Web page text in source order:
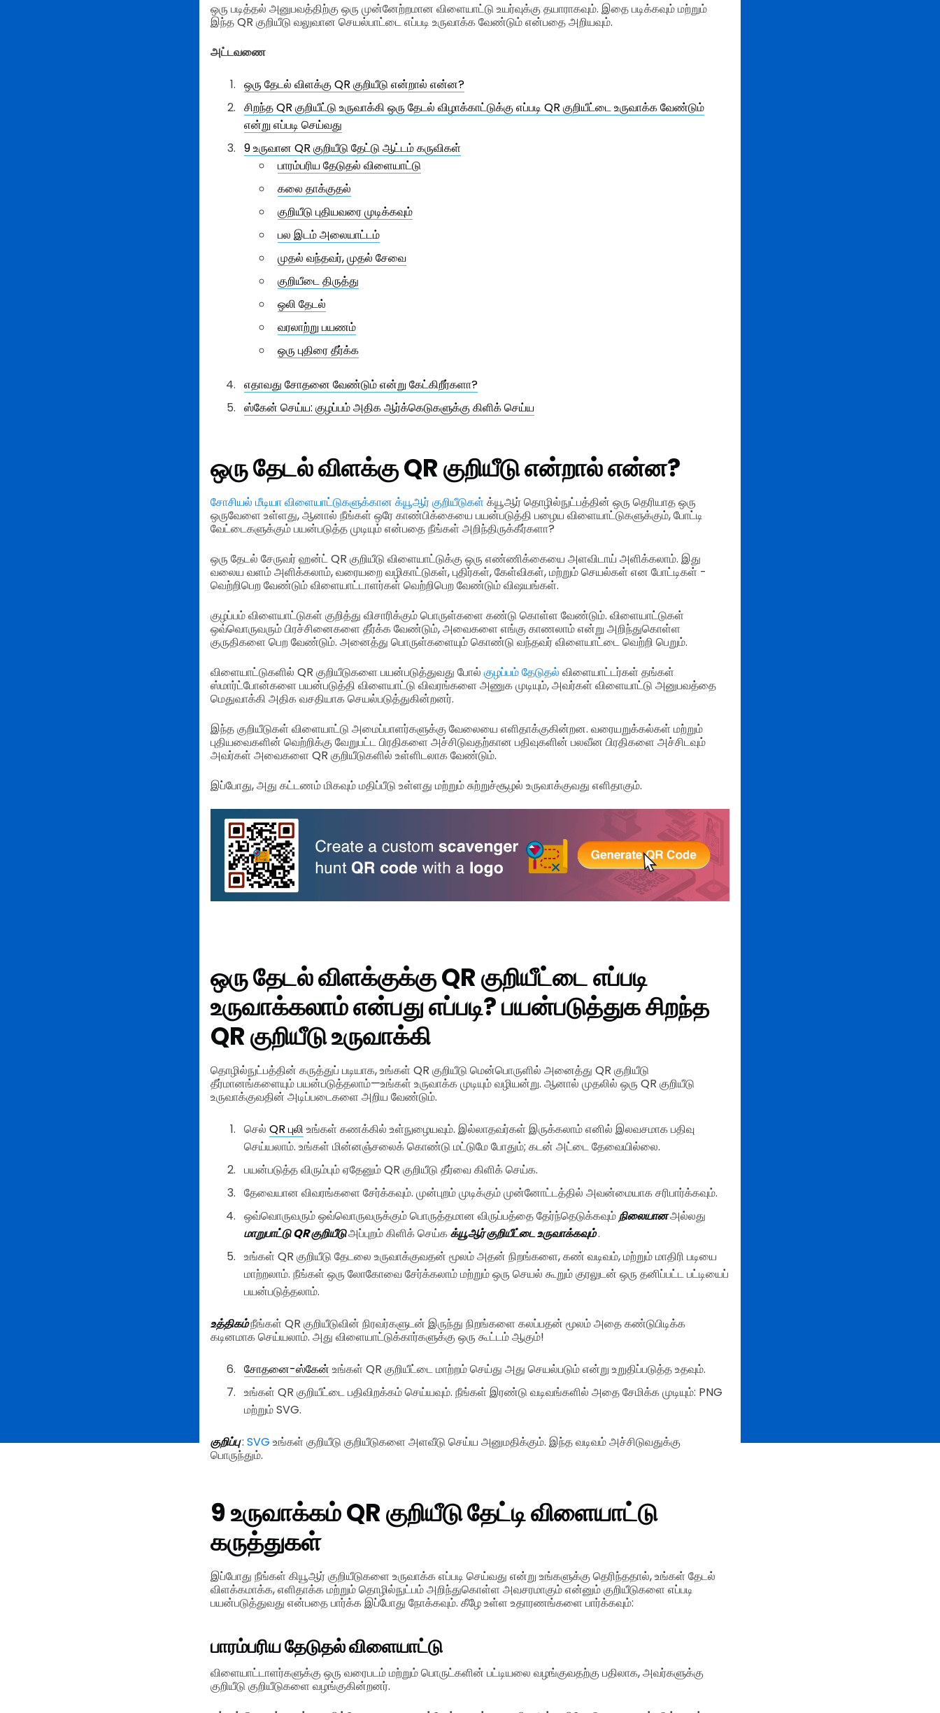
ஒரு படித்தல் அனுபவத்திற்கு ஒரு முன்னேற்றமான விளையாட்டு உயர்வுக்கு தயாராகவும். இதை படிக்கவும் மற்றும்
இந்த QR குறியீடு வலுவான செயல்பாட்டை எப்படி உருவாக்க வேண்டும் என்பதை அறியவும்.
அட்டவணை
ஒரு தேடல் விளக்கு QR குறியீடு என்றால் என்ன?
சிறந்த QR குறியீட்டு உருவாக்கி ஒரு தேடல் விழாக்காட்டுக்கு எப்படி QR குறியீட்டை உருவாக்க வேண்டும்
என்று எப்படி செய்வது
9 உருவான QR குறியீடு தேட்டு ஆட்டம் கருவிகள்
பாரம்பரிய தேடுதல் விளையாட்டு
கலை தாக்குதல்
குறியீடு புதியவரை முடிக்கவும்
பல இடம் அலையாட்டம்
முதல் வந்தவர், முதல் சேவை
குறியீடை திருத்து
ஒலி தேடல்
வரலாற்று பயணம்
ஒரு புதிரை தீர்க்க
எதாவது சோதனை வேண்டும் என்று கேட்கிறீர்களா?
ஸ்கேன் செய்ய: குழப்பம் அதிக ஆர்க்கெடுகளுக்கு கிளிக் செய்ய
ஒரு தேடல் விளக்கு QR குறியீடு என்றால் என்ன?
சோசியல் மீடியா விளையாட்டுகளுக்கான க்யூஆர் குறியீடுகள் க்யூஆர் தொழில்நுட்பத்தின் ஒரு தெரியாத ஒரு
ஒருவேளை உள்ளது, ஆனால் நீங்கள் ஒரே காண்பிக்கையை பயன்படுத்தி பழைய விளையாட்டுகளுக்கும், போட்டி
வேட்டைகளுக்கும் பயன்படுத்த முடியும் என்பதை நீங்கள் அறிந்திருக்கீர்களா?
ஒரு தேடல் சேருவர் ஹன்ட் QR குறியீடு விளையாட்டுக்கு ஒரு எண்ணிக்கையை அளவிடாய் அளிக்கலாம். இது
வலைய வளம் அளிக்கலாம், வரையறை வழிகாட்டுகள், புதிர்கள், கேள்விகள், மற்றும் செயல்கள் என போட்டிகள் -
வெற்றிபெற வேண்டும் விளையாட்டாளர்கள் வெற்றிபெற வேண்டும் விஷயங்கள்.
குழப்பம் விளையாட்டுகள் குறித்து விசாரிக்கும் பொருள்களை கண்டு கொள்ள வேண்டும். விளையாட்டுகள்
ஒவ்வொருவரும் பிரச்சினைகளை தீர்க்க வேண்டும், அவைகளை எங்கு காணலாம் என்று அறிந்துகொள்ள
குருதிகளை பெற வேண்டும். அனைத்து பொருள்களையும் கொண்டு வந்தவர் விளையாட்டை வெற்றி பெறும்.
விளையாட்டுகளில் QR குறியீடுகளை பயன்படுத்துவது போல் குழப்பம் தேடுதல் விளையாட்டர்கள் தங்கள்
ஸ்மார்ட்போன்களை பயன்படுத்தி விளையாட்டு விவரங்களை அணுக முடியும், அவர்கள் விளையாட்டு அனுபவத்தை
மெதுவாக்கி அதிக வசதியாக செயல்படுத்துகின்றனர்.
இந்த குறியீடுகள் விளையாட்டு அமைப்பாளர்களுக்கு வேலையை எளிதாக்குகின்றன. வரையறுக்கல்கள் மற்றும்
புதியவைகளின் வெற்றிக்கு வேறுபட்ட பிரதிகளை அச்சிடுவதற்கான பதிவுகளின் பலவீன பிரதிகளை அச்சிடவும்
அவர்கள் அவைகளை QR குறியீடுகளில் உள்ளிடலாக வேண்டும்.
இப்போது, அது கட்டணம் மிகவும் மதிப்பீடு உள்ளது மற்றும் சுற்றுச்சூழல் உருவாக்குவது எளிதாகும்.
ஒரு தேடல் விளக்குக்கு QR குறியீட்டை எப்படி
உருவாக்கலாம் என்பது எப்படி?பயன்படுத்துகசிறந்த
QR குறியீடு உருவாக்கி
தொழில்நுட்பத்தின் கருத்துப் படியாக, உங்கள் QR குறியீடு மென்பொருளில் அனைத்து QR குறியீடு
தீர்மானங்களையும் பயன்படுத்தலாம்—உங்கள் உருவாக்க முடியும் வழியன்று. ஆனால் முதலில் ஒரு QR குறியீடு
உருவாக்குவதின் அடிப்படைகளை அறிய வேண்டும்.
செல் QR புலி உங்கள் கணக்கில் உள்நுழையவும். இல்லாதவர்கள் இருக்கலாம் எனில் இலவசமாக பதிவு
செய்யலாம். உங்கள் மின்னஞ்சலைக் கொண்டு மட்டுமே போதும்; கடன் அட்டை தேவையில்லை.
பயன்படுத்த விரும்பும் ஏதேனும் QR குறியீடு தீர்வை கிளிக் செய்க.
தேவையான விவரங்களை சேர்க்கவும். முன்புறம் முடிக்கும் முன்னோட்டத்தில் அவன்மையாக சரிபார்க்கவும்.
ஒவ்வொருவரும் ஒவ்வொருவருக்கும் பொருத்தமான விருப்பத்தை தேர்ந்தெடுக்கவும் நிலையானஅல்லது
மாறுபாட்டு QR குறியீடுஅப்புறம் கிளிக் செய்கக்யூஆர் குறியீட்டை உருவாக்கவும்.
உங்கள் QR குறியீடு தேடலை உருவாக்குவதன் மூலம் அதன் நிறங்களை, கண் வடிவம், மற்றும் மாதிரி படியை
மாற்றலாம். நீங்கள் ஒரு லோகோவை சேர்க்கலாம் மற்றும் ஒரு செயல் கூறும் குரலுடன் ஒரு தனிப்பட்ட பட்டியைப்
பயன்படுத்தலாம்.
உத்திகம்நீங்கள் QR குறியீடுவின் நிரவர்களுடன் இருந்து நிறங்களை கலப்பதன் மூலம் அதை கண்டுபிடிக்க
கடினமாக செய்யலாம். அது விளையாட்டுக்கார்களுக்கு ஒரு கூட்டம் ஆகும்!
சோதனை-ஸ்கேன் உங்கள் QR குறியீட்டை மாற்றம் செய்து அது செயல்படும் என்று உறுதிப்படுத்த உதவும்.
உங்கள் QR குறியீட்டை பதிவிறக்கம் செய்யவும். நீங்கள் இரண்டு வடிவங்களில் அதை சேமிக்க முடியும்: PNG
மற்றும் SVG.
குறிப்பு: SVG உங்கள் குறியீடு குறியீடுகளை அளவீடு செய்ய அனுமதிக்கும். இந்த வடிவம் அச்சிடுவதுக்கு
பொருந்தும்.
9 உருவாக்கம்QR குறியீடு தேட்டி விளையாட்டு
கருத்துகள்
இப்போது நீங்கள் கியூஆர் குறியீடுகளை உருவாக்க எப்படி செய்வது என்று உங்களுக்கு தெரிந்ததால், உங்கள் தேடல்
விளக்கமாக்க, எளிதாக்க மற்றும் தொழில்நுட்பம் அறிந்துகொள்ள அவசரமாகும் என்னும் குறியீடுகளை எப்படி
பயன்படுத்துவது என்பதை பார்க்க இப்போது நோக்கவும். கீழே உள்ள உதாரணங்களை பார்க்கவும்:
பாரம்பரிய தேடுதல் விளையாட்டு
விளையாட்டாளர்களுக்கு ஒரு வரைபடம் மற்றும் பொருட்களின் பட்டியலை வழங்குவதற்கு பதிலாக, அவர்களுக்கு
குறியீடு குறியீடுகளை வழங்குகின்றனர்.